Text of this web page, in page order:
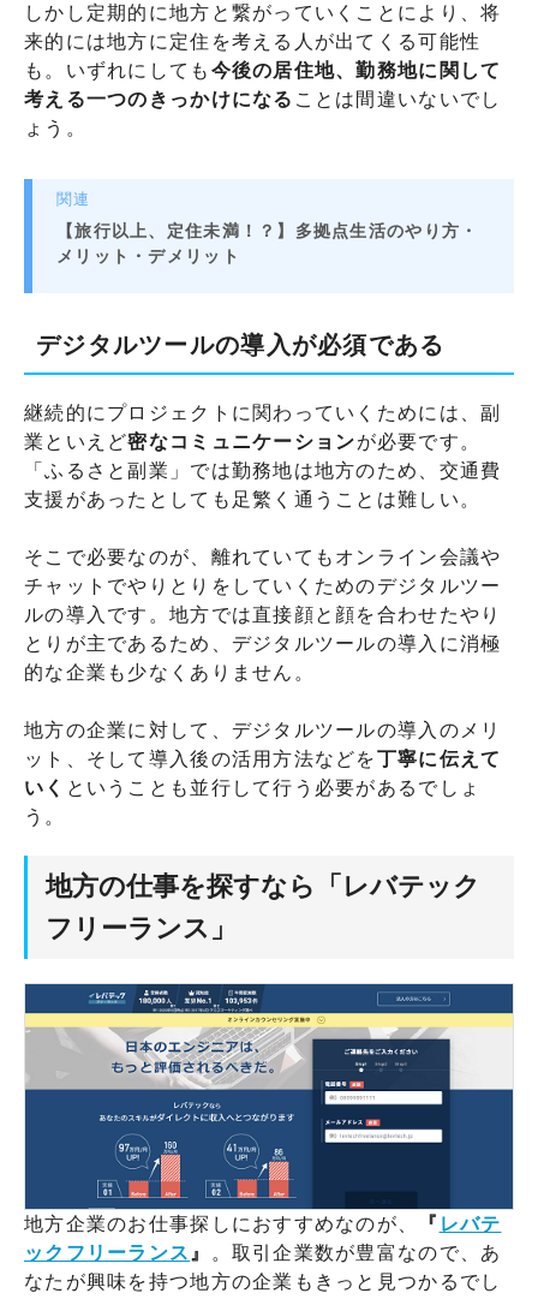
しかし定期的に地方と繋がっていくことにより、将
来的には地方に定住を考える人が出てくる可能性
も。いずれにしても 今後の居住地、勤務地に関して
考える一つのきっかけになる ことは間違いないでし
ょう。
関連
【旅行以上、定住未満！？】多拠点生活のやり方・
メリット・デメリット
デジタルツールの導入が必須である
継続的にプロジェクトに関わっていくためには、副
業といえど密なコミュニケーションが必要です。
「ふるさと副業」では勤務地は地方のため、交通費
支援があったとしても足繁く通うことは難しい。
そこで必要なのが、離れていてもオンライン会議や
チャットでやりとりをしていくためのデジタルツー
ルの導入です。地方では直接顔と顔を合わせたやり
とりが主であるため、デジタルツールの導入に消極
的な企業も少なくありません。
地方の企業に対して、デジタルツールの導入のメリ
ット、そして導入後の活用方法などを丁寧に伝えて
いく ということも並行して行う必要があるでしょ
う。
地方の仕事を探すなら「レバテック
フリーランス」
地方企業のお仕事探しにおすすめなのが、 『 レバテ
ックフリーランス 』
。取引企業数が豊富なので、あ
なたが興味を持つ地方の企業もきっと見つかるでし